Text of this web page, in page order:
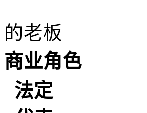
的老板
商业角色
法定